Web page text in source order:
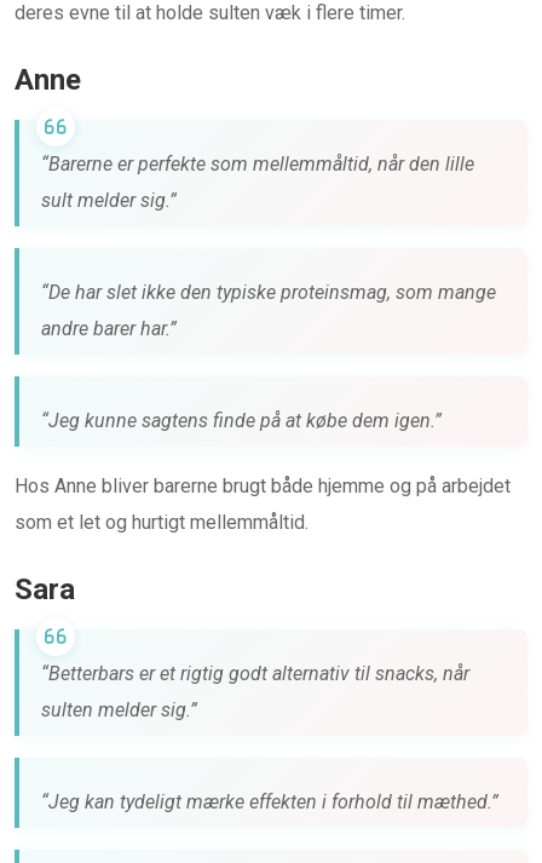
deres evne til at holde sulten væk i flere timer.
Anne
“Barerne er perfekte som mellemmåltid, når den lille
sult melder sig.”
“De har slet ikke den typiske proteinsmag, som mange
andre barer har.”
“Jeg kunne sagtens finde på at købe dem igen.”
Hos Anne bliver barerne brugt både hjemme og på arbejdet
som et let og hurtigt mellemmåltid.
Sara
“Betterbars er et rigtig godt alternativ til snacks, når
sulten melder sig.”
“Jeg kan tydeligt mærke effekten i forhold til mæthed.”